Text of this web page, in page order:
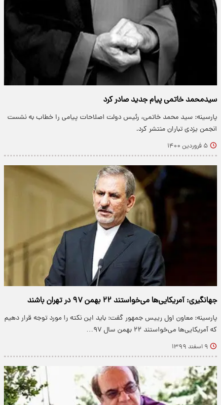
سیدمحمد خاتمی پیام جدید صادر کرد
پارسینه: سید محمد خاتمی، رئیس دولت اصلاحات پیامی را خطاب به نشست
انجمن یزدی تباران منتشر کرد.
۵ فروردین ۱۴۰۰
جهانگیری: آمریکایی‌ها می‌خواستند ۲۲ بهمن ۹۷ در تهران باشند
پارسینه: معاون اول رییس جمهور گفت: باید این نکته را مورد توجه قرار دهیم
که آمریکایی‌ها می‌خواستند ۲۲ بهمن سال ۹۷…
۹ اسفند ۱۳۹۹